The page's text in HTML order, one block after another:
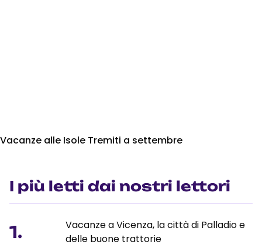
Vacanze alle Isole Tremiti a settembre
I più letti dai nostri lettori
1.
Vacanze a Vicenza, la città di Palladio e
delle buone trattorie